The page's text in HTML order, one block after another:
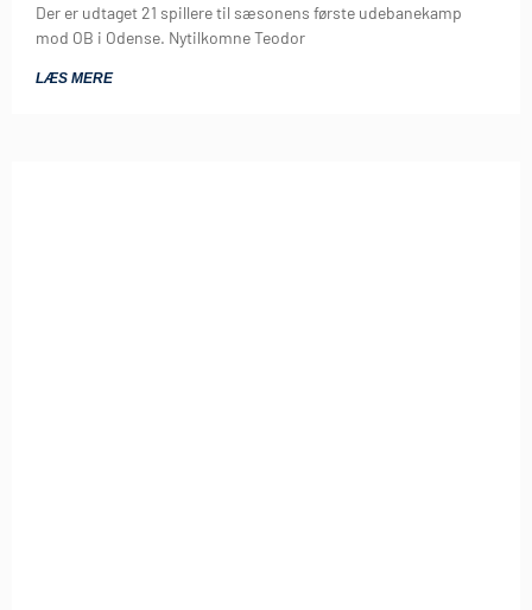
Der er udtaget 21 spillere til sæsonens første udebanekamp
mod OB i Odense. Nytilkomne Teodor
LÆS MERE